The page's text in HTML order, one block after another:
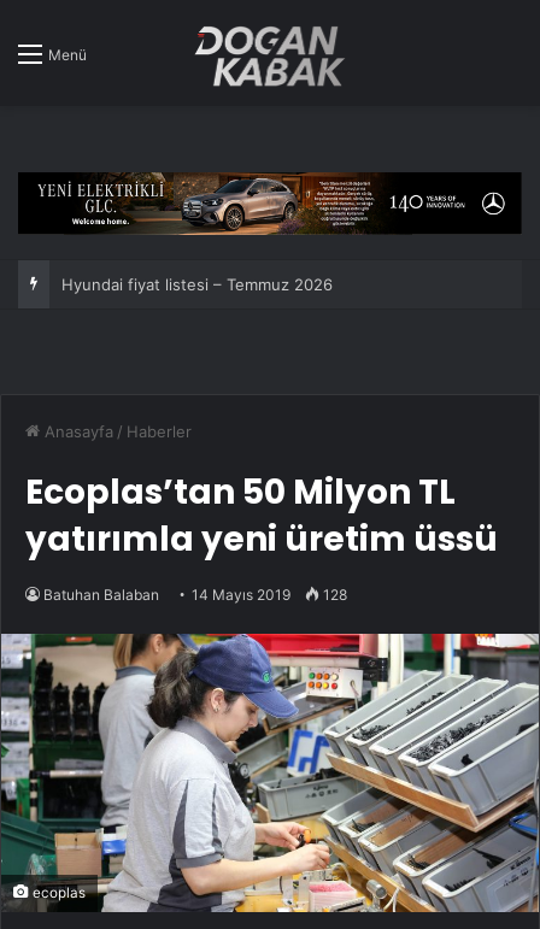
Menü
Hyundai fiyat listesi – Temmuz 2026
Anasayfa / Haberler
Ecoplas’tan 50 Milyon TL
yatırımla yeni üretim üssü
Batuhan Balaban 14 Mayıs 2019 128
ecoplas